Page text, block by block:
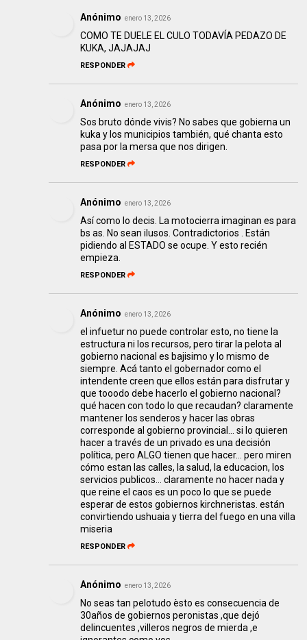
Anónimo enero 13, 2026
COMO TE DUELE EL CULO TODAVÍA PEDAZO DE
KUKA, JAJAJAJ
RESPONDER
Anónimo enero 13, 2026
Sos bruto dónde vivis? No sabes que gobierna un
kuka y los municipios también, qué chanta esto
pasa por la mersa que nos dirigen.
RESPONDER
Anónimo enero 13, 2026
Así como lo decis. La motocierra imaginan es para
bs as. No sean ilusos. Contradictorios . Están
pidiendo al ESTADO se ocupe. Y esto recién
empieza.
RESPONDER
Anónimo enero 13, 2026
el infuetur no puede controlar esto, no tiene la
estructura ni los recursos, pero tirar la pelota al
gobierno nacional es bajisimo y lo mismo de
siempre. Acá tanto el gobernador como el
intendente creen que ellos están para disfrutar y
que tooodo debe hacerlo el gobierno nacional?
qué hacen con todo lo que recaudan? claramente
mantener los senderos y hacer las obras
corresponde al gobierno provincial... si lo quieren
hacer a través de un privado es una decisión
política, pero ALGO tienen que hacer... pero miren
cómo estan las calles, la salud, la educacion, los
servicios publicos... claramente no hacer nada y
que reine el caos es un poco lo que se puede
esperar de estos gobiernos kirchneristas. están
convirtiendo ushuaia y tierra del fuego en una villa
miseria
RESPONDER
Anónimo enero 13, 2026
No seas tan pelotudo èsto es consecuencia de
30años de gobiernos peronistas ,que dejó
delincuentes ,villeros negros de mierda ,e